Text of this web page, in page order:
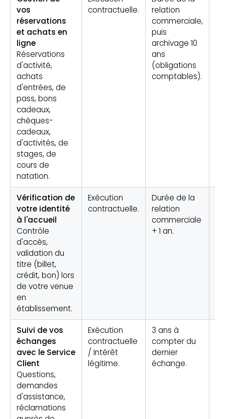
vos
réservations
et achats en
ligne
Réservations
d'activité,
achats
d'entrées, de
pass, bons
cadeaux,
chèques-
cadeaux,
d'activités, de
stages, de
cours de
natation.
contractuelle.
relation
commerciale,
puis
archivage 10
ans
(obligations
comptables).
Vérification de
votre identité
à l'accueil
Contrôle
d'accès,
validation du
titre (billet,
crédit, bon) lors
de votre venue
en
établissement.
Exécution
contractuelle.
Durée de la
relation
commerciale
+ 1 an.
Suivi de vos
échanges
avec le Service
Client
Questions,
demandes
d'assistance,
réclamations
Exécution
contractuelle
/ Intérêt
légitime.
3 ans à
compter du
dernier
échange.